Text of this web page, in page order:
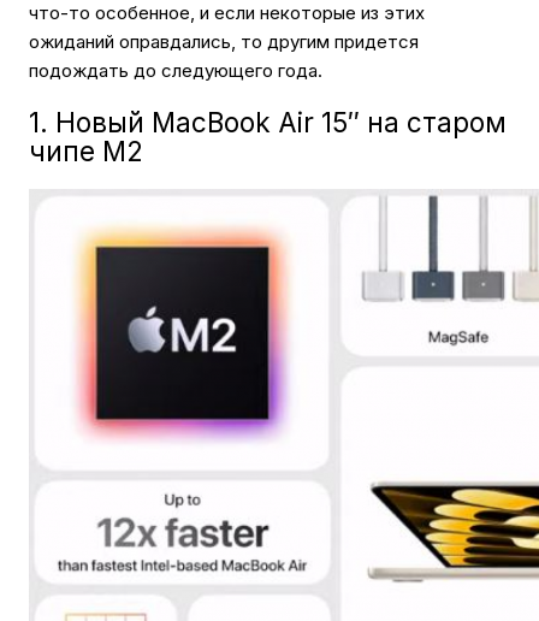
что-то особенное, и если некоторые из этих
ожиданий оправдались, то другим придется
подождать до следующего года.
1. Новый MacBook Air 15″ на старом
чипе M2